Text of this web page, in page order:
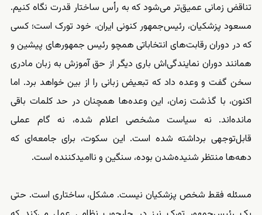
تناقض زمانی عمیق‌تر می‌شود که به رأس ساختار قدرت نگاه کنیم.
مسعود پزشکیان، رئیس‌جمهور کنونی ایران، خود تورک است؛ کسی
که در دوران رقابت‌های انتخاباتی همچو رئیس جمهورهای پیشین و
همانند دوران نمایندگی‌اش باری دیگر از حق آموزش به زبان مادری
سخن گفت و وعده داد که تبعیض زبانی را از بین خواهد برد. اما
اکنون، با گذشت زمان، این وعده‌ها همچنان در حد کلمات باقی
مانده‌اند. نه سیاست مشخصی اعلام شده، نه گام عملی
قابل‌توجهی برداشته شده است. این سکوت، برای جامعه‌ای که
دهه‌ها منتظر شنیده‌شدن بوده، سنگین و ناامیدکننده است.
مسئله فقط شخص پزشکیان نیست. مشکل، ساختاری است. حتی